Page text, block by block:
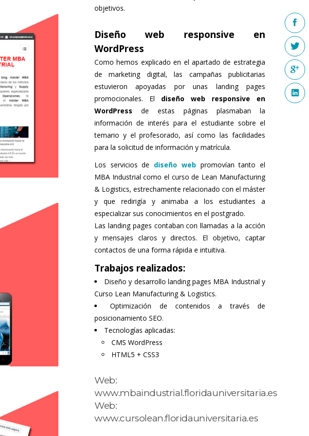
objetivos.
Diseño web responsive en
WordPress
Como hemos explicado en el apartado de estrategia
de marketing digital, las campañas publicitarias
estuvieron apoyadas por unas landing pages
promocionales. El diseño web responsive en
WordPress de estas páginas plasmaban la
información de interés para el estudiante sobre el
temario y el profesorado, así como las facilidades
para la solicitud de información y matrícula.
Los servicios de diseño web promovían tanto el
MBA Industrial como el curso de Lean Manufacturing
& Logistics, estrechamente relacionado con el máster
y que redirigía y animaba a los estudiantes a
especializar sus conocimientos en el postgrado.
Las landing pages contaban con llamadas a la acción
y mensajes claros y directos. El objetivo, captar
contactos de una forma rápida e intuitiva.
Trabajos realizados:
Diseño y desarrollo landing pages MBA Industrial y
Curso Lean Manufacturing & Logistics.
Optimización de contenidos a través de
posicionamiento SEO.
Tecnologías aplicadas:
CMS WordPress
HTML5 + CSS3
Web:
www.mbaindustrial.floridauniversitaria.es
Web:
www.cursolean.floridauniversitaria.es